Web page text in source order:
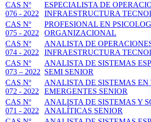
CAS Nº
076 - 2022
ESPECIALISTA DE
INFRAESTRUCTURA
CAS Nº
075 - 2022
PROFESIONAL EN
ORGANIZACIONAL
CAS Nº
074 - 2022
ANALISTA DE
INFRAESTRUCTURA
CAS Nº
073 – 2022
ANALISTA DE SISTEMAS
SEMI SENIOR
CAS Nº
072 - 2022
ANALISTA DE SISTEMAS
EMERGENTES SENIOR
CAS Nº
071 - 2022
ANALISTA DE SISTEMAS Y
ANALÍTICAS SENIOR